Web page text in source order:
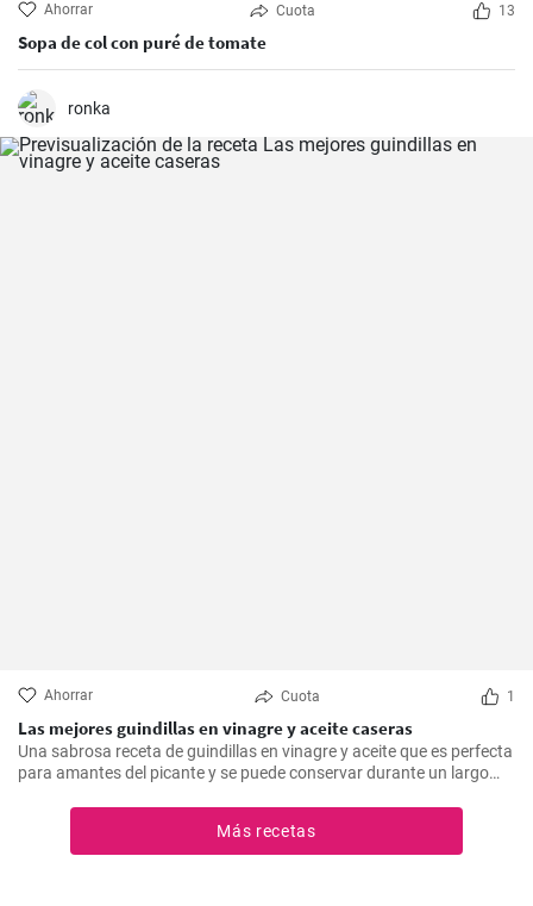
Ahorrar Cuota 13
Sopa de col con puré de tomate
ronka
Ahorrar Cuota 1
Las mejores guindillas en vinagre y aceite caseras
Una sabrosa receta de guindillas en vinagre y aceite que es perfecta
para amantes del picante y se puede conservar durante un largo
Más recetas